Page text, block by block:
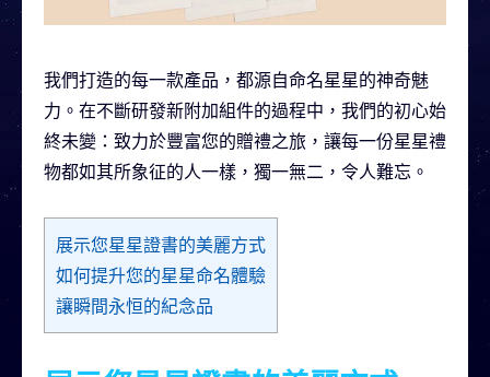
我們打造的每一款產品，都源自命名星星的神奇魅
力。在不斷研發新附加組件的過程中，我們的初心始
終未變：致力於豐富您的贈禮之旅，讓每一份星星禮
物都如其所象征的人一樣，獨一無二，令人難忘。
展示您星星證書的美麗方式
如何提升您的星星命名體驗
讓瞬間永恒的紀念品